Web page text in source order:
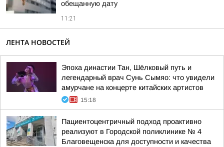
обещанную дату
11:21
ЛЕНТА НОВОСТЕЙ
Эпоха династии Тан, Шёлковый путь и
легендарный врач Сунь Сымяо: что увидели
амурчане на концерте китайских артистов
15:18
Пациентоцентричный подход проактивно
реализуют в Городской поликлинике № 4
Благовещенска для доступности и качества